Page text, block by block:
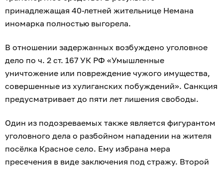
принадлежащая 40-летней жительнице Немана
иномарка полностью выгорела.
В отношении задержанных возбуждено уголовное
дело по ч. 2 ст. 167 УК РФ «Умышленные
уничтожение или повреждение чужого имущества,
совершенные из хулиганских побуждений». Санкция
предусматривает до пяти лет лишения свободы.
Один из подозреваемых также является фигурантом
уголовного дела о разбойном нападении на жителя
посёлка Красное село. Ему избрана мера
пресечения в виде заключения под стражу. Второй